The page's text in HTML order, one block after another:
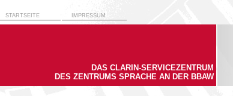
STARTSEITE IMPRESSUM
DAS CLARIN-SERVICEZENTRUM
DES ZENTRUMS SPRACHE AN DER BBAW